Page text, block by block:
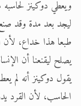
ويعطي دوكينز لحاسبه
ليجد بعد مدة وقد
طبعا هذا خداع،
يصلح ليقنعنا أن
يقول دوكينز أنه لم